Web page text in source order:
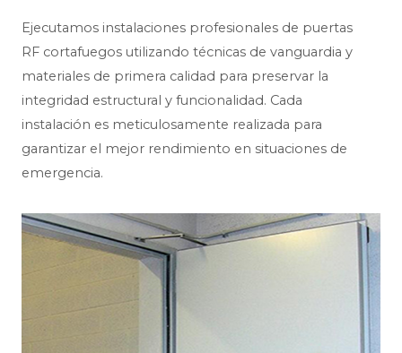
Ejecutamos instalaciones profesionales de puertas
RF cortafuegos utilizando técnicas de vanguardia y
materiales de primera calidad para preservar la
integridad estructural y funcionalidad. Cada
instalación es meticulosamente realizada para
garantizar el mejor rendimiento en situaciones de
emergencia.